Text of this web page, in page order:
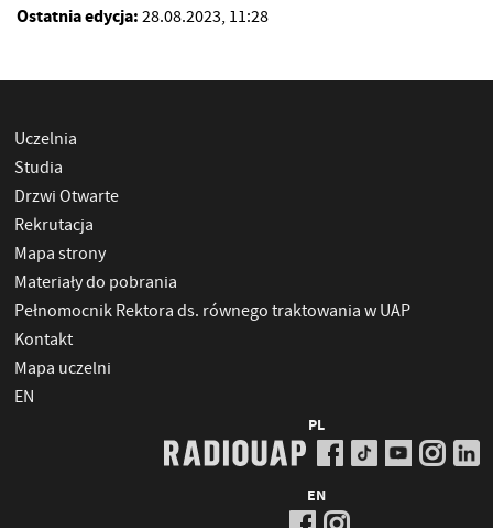
Ostatnia edycja: 28.08.2023, 11:28
Uczelnia
Studia
Drzwi Otwarte
Rekrutacja
Mapa strony
Materiały do pobrania
Pełnomocnik Rektora ds. równego traktowania w UAP
Kontakt
Mapa uczelni
EN
PL
EN